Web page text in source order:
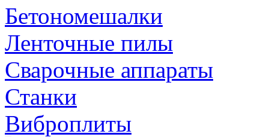
Бетономешалки
Ленточные пилы
Сварочные аппараты
Станки
Виброплиты